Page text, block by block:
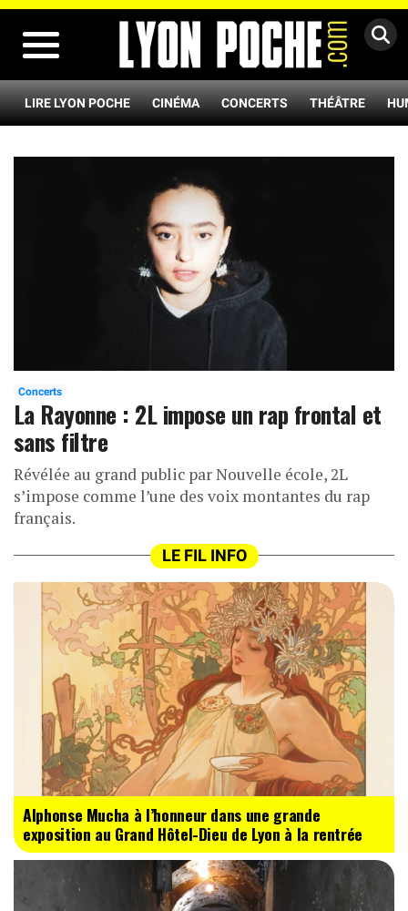
LIRE LYON POCHE CINÉMA CONCERTS THÉÂTRE
Concerts
La Rayonne : 2L impose un rap frontal et
sans filtre
Révélée au grand public par Nouvelle école, 2L
s’impose comme l’une des voix montantes du rap
français.
LE FIL INFO
Alphonse Mucha à l’honneur dans une grande
exposition au Grand Hôtel-Dieu de Lyon à la rentrée